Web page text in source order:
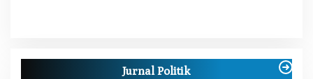
Jurnal Politik